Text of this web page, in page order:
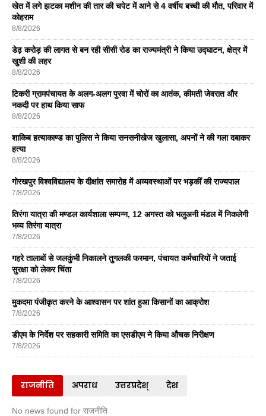
खेत में लगे झटका मशीन की तार की चपेट में आने से 4 वर्षीय बच्ची की मौत, परिवार में
कोहराम
8/8/2026
डेढ़ करोड़ की लागत से बन रही सीसी रोड का राज्यमंत्री ने किया उद्घाटन, क्षेत्र में
खुशी की लहर
8/8/2026
टिकरी ग्रामपंचायत के अलग-अलग पुरवा में चोरों का आतंक, कीमती जेवरात और
नकदी पर हाथ किया साफ
8/8/2026
शाकिब हत्याकाण्ड का पुलिस ने किया सनसनीखेज खुलासा, अपनों ने की गला दबाकर
हत्या
8/8/2026
गोरखपुर विश्वविद्यालय के दीक्षांत समारोह में अव्यवस्थाओं पर भड़कीं की राज्यपाल
7/8/2026
तिरंगा यात्रा की मण्डल कार्यशाला सम्पन्न, 12 अगस्त को भलुअनी मंडल में निकलेगी
भव्य तिरंगा यात्रा
7/8/2026
गहरे तालाबों से जलकुंभी निकालने तुगलकी फरमान, पंचायत कर्मचारियों ने जताई
सुरक्षा को लेकर चिंता
7/8/2026
मुकदमा पंजीकृत करने के आश्वासन पर शांत हुआ किसानों का आक्रोश
7/8/2026
डीएम के निर्देश पर सहकारी समिति का एसडीएम ने किया औचक निरीक्षण
7/8/2026
राजनीति अपराध उत्तरप्रदेश् देश
No news found for राजनीति